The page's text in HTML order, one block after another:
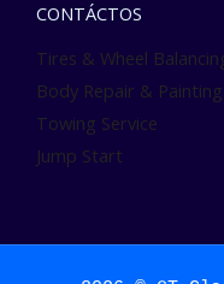
CONTÁCTOS
Tires & Wheel
Body Repair & Painting
Towing Service
Jump Start